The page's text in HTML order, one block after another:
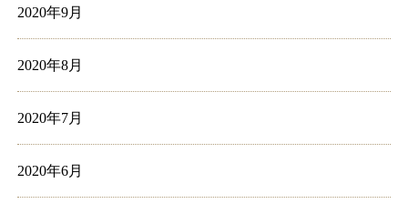
2020年9月
2020年8月
2020年7月
2020年6月